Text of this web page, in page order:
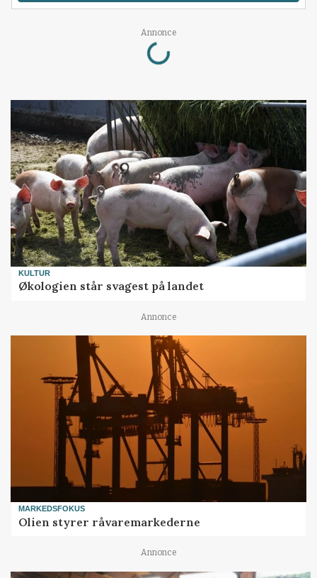
Annonce
Loading...
KULTUR
Økologien står svagest på landet
Annonce
MARKEDSFOKUS
Olien styrer råvaremarkederne
Annonce